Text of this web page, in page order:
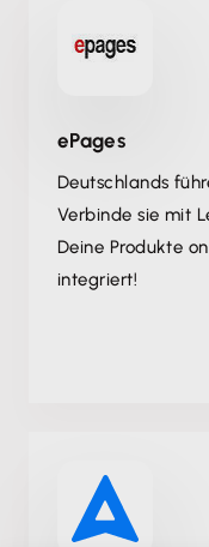
ePages
Deutschlands
Verbinde sie mit
Deine Produkte
integriert!